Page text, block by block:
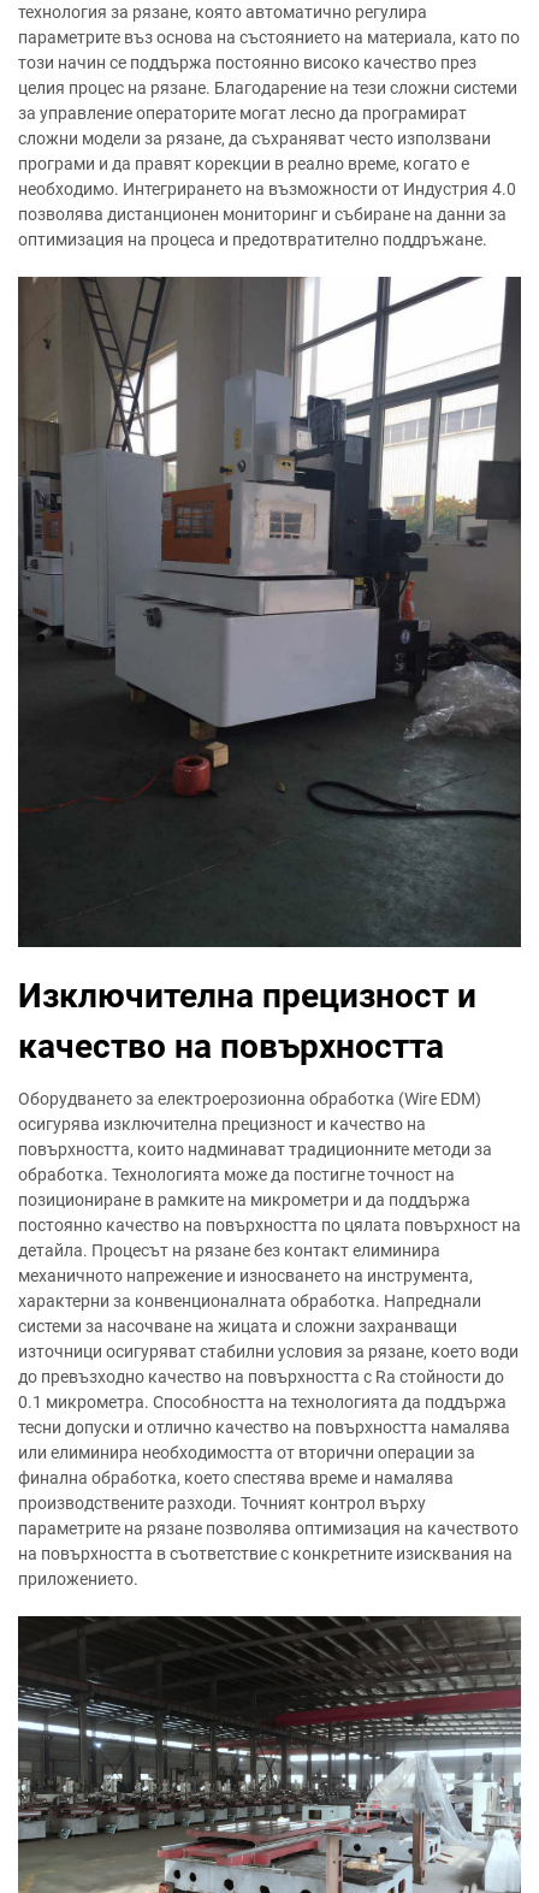
технология за рязане, която автоматично регулира
параметрите въз основа на състоянието на материала, като по
този начин се поддържа постоянно високо качество през
целия процес на рязане. Благодарение на тези сложни системи
за управление операторите могат лесно да програмират
сложни модели за рязане, да съхраняват често използвани
програми и да правят корекции в реално време, когато е
необходимо. Интегрирането на възможности от Индустрия 4.0
позволява дистанционен мониторинг и събиране на данни за
оптимизация на процеса и предотвратително поддръжане.
Изключителна прецизност и
качество на повърхността
Оборудването за електроерозионна обработка (Wire EDM)
осигурява изключителна прецизност и качество на
повърхността, които надминават традиционните методи за
обработка. Технологията може да постигне точност на
позициониране в рамките на микрометри и да поддържа
постоянно качество на повърхността по цялата повърхност на
детайла. Процесът на рязане без контакт елиминира
механичното напрежение и износването на инструмента,
характерни за конвенционалната обработка. Напреднали
системи за насочване на жицата и сложни захранващи
източници осигуряват стабилни условия за рязане, което води
до превъзходно качество на повърхността с Ra стойности до
0.1 микрометра. Способността на технологията да поддържа
тесни допуски и отлично качество на повърхността намалява
или елиминира необходимостта от вторични операции за
финална обработка, което спестява време и намалява
производствените разходи. Точният контрол върху
параметрите на рязане позволява оптимизация на качеството
на повърхността в съответствие с конкретните изисквания на
приложението.